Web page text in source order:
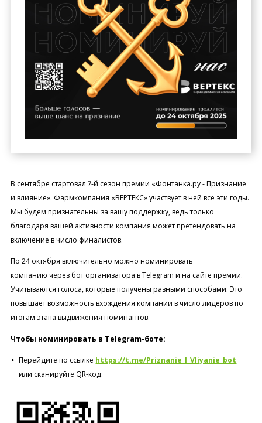
В сентябре стартовал 7-й сезон премии «Фонтанка.ру - Признание
и влияние». Фармкомпания «ВЕРТЕКС» участвует в ней все эти годы.
Мы будем признательны за вашу поддержку, ведь только
благодаря вашей активности компания может претендовать на
включение в число финалистов.
По 24 октября включительно можно номинировать
компанию через бот организатора в Telegram и на сайте премии.
Учитываются голоса, которые получены разными способами. Это
повышает возможность вхождения компании в число лидеров по
итогам этапа выдвижения номинантов.
Чтобы номинировать в Telegram-боте:
Перейдите по ссылке https://t.me/Priznanie_I_Vliyanie_bot
или сканируйте QR-код: